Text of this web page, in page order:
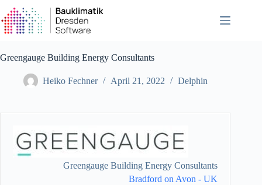
Inhalt
springen
Greengauge Building Energy Consultants
Heiko Fechner April 21, 2022 Delphin
Greengauge Building Energy Consultants
Bradford on Avon - UK